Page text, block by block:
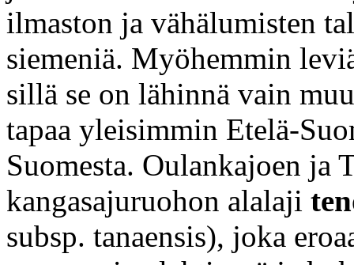
ilmaston ja vähälumisten
siemeniä. Myöhemmin
sillä se on lähinnä vain
tapaa yleisimmin Etelä-
Suomesta. Oulankajoen ja
kangasajuruohon alalaji
subsp. tanaensis), joka